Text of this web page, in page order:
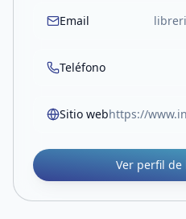
Email
Teléfono
Sitio web
Ver perfil de